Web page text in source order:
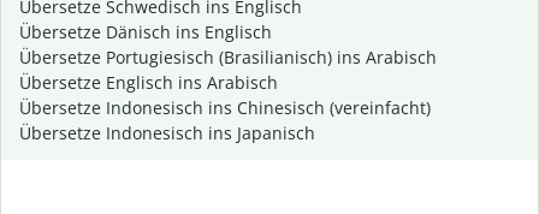
Übersetze Schwedisch ins Englisch
Übersetze Dänisch ins Englisch
Übersetze Portugiesisch (Brasilianisch) ins Arabisch
Übersetze Englisch ins Arabisch
Übersetze Indonesisch ins Chinesisch (vereinfacht)
Übersetze Indonesisch ins Japanisch